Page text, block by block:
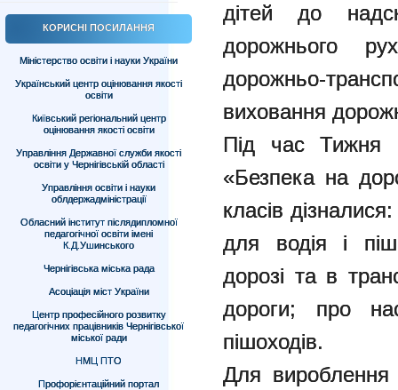
КОРИСНІ ПОСИЛАННЯ
Міністерство освіти і науки України
Український центр оцінювання якості
освіти
Київський регіональний центр
оцінювання якості освіти
Управління Державної служби якості
освіти у Чернігівській області
Управління освіти і науки
облдержадміністрації
Обласний інститут післядипломної
педагогічної освіти імені
К.Д.Ушинського
Чернігівська міська рада
Асоціація міст України
Центр професійного розвитку
педагогічних працівників Чернігівської
міської ради
НМЦ ПТО
Профорієнтаційний портал
дітей до
дорожнього
дорожньо-
виховання
Під час Тижня
«Безпека на
класів
для водія і
дорозі та в
дороги; про
пішоходів.
Для вироблення